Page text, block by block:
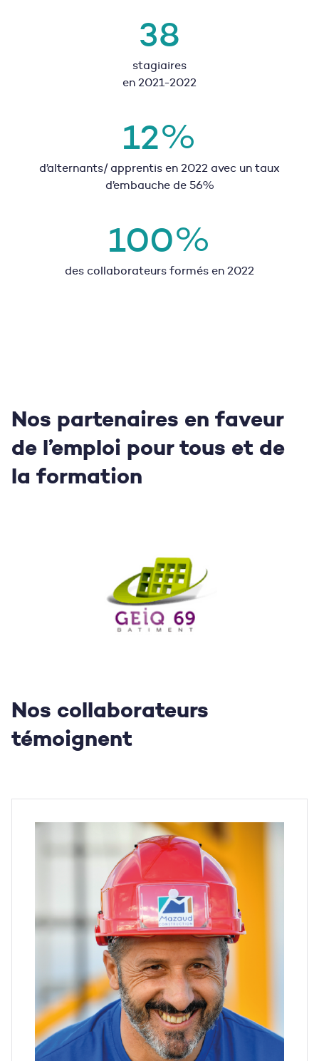
38
stagiaires
en 2021-2022
12%
d’alternants/ apprentis en 2022 avec un taux
d’embauche de 56%
100%
des collaborateurs formés en 2022
Nos partenaires en faveur
de l’emploi pour tous et de
la formation
Nos collaborateurs
témoignent